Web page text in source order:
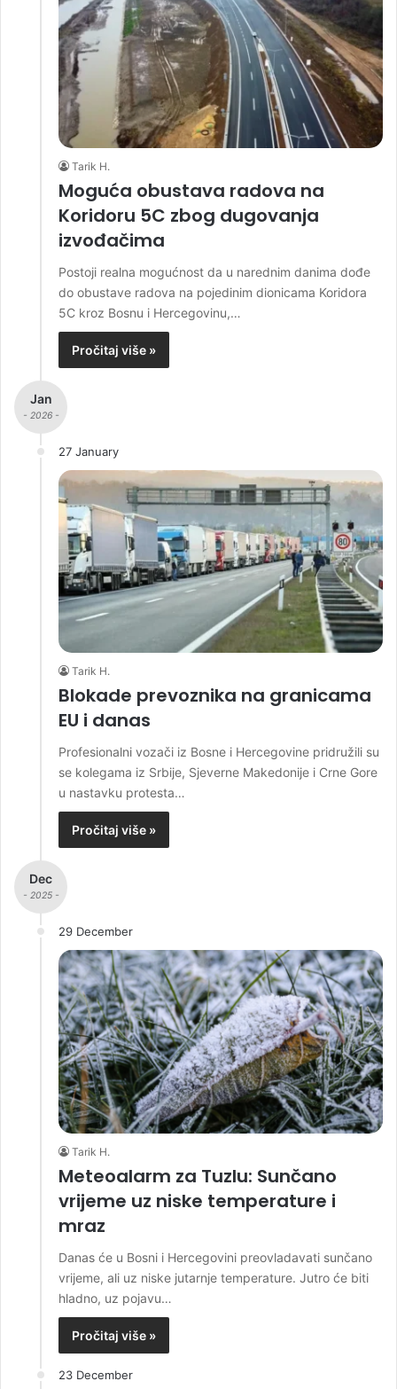
Tarik H.
Moguća obustava radova na
Koridoru 5C zbog dugovanja
izvođačima
Postoji realna mogućnost da u narednim danima dođe
do obustave radova na pojedinim dionicama Koridora
5C kroz Bosnu i Hercegovinu,…
Pročitaj više »
Jan
- 2026 -
27 January
Tarik H.
Blokade prevoznika na granicama
EU i danas
Profesionalni vozači iz Bosne i Hercegovine pridružili su
se kolegama iz Srbije, Sjeverne Makedonije i Crne Gore
u nastavku protesta…
Pročitaj više »
Dec
- 2025 -
29 December
Tarik H.
Meteoalarm za Tuzlu: Sunčano
vrijeme uz niske temperature i
mraz
Danas će u Bosni i Hercegovini preovladavati sunčano
vrijeme, ali uz niske jutarnje temperature. Jutro će biti
hladno, uz pojavu…
Pročitaj više »
23 December